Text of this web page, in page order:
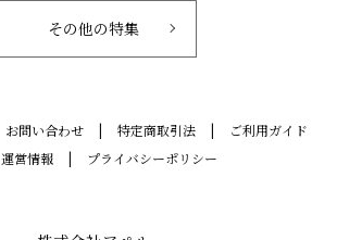
その他の特集
お問い合わせ 特定商取引法
ご利用ガイド
運営情報
プライバシーポリシー